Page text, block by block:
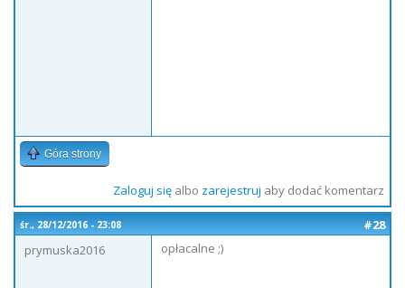
Góra strony
Zaloguj sięalbo zarejestruj aby dodać komentarz
śr., 28/12/2016 - 23:08
#28
prymuska2016
opłacalne ;)